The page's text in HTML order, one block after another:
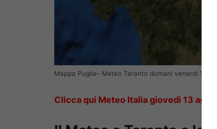
Mappa Puglia– Meteo Taranto domani venerdi 14
Clicca qui Meteo Italia giovedì 13